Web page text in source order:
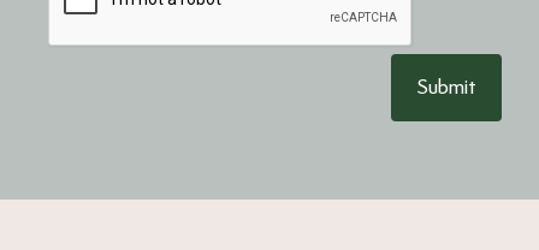
Submit